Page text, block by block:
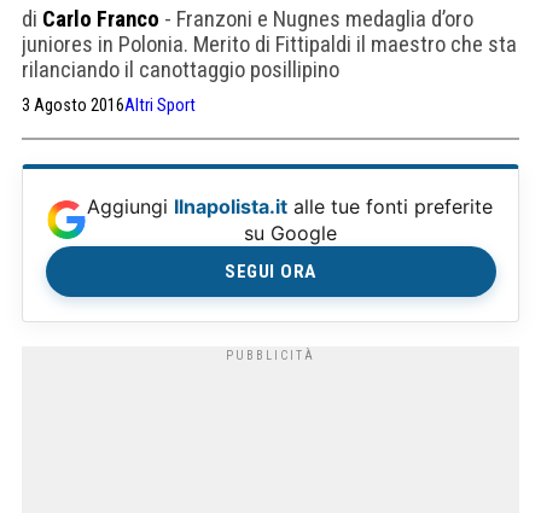
di Carlo Franco - Franzoni e Nugnes medaglia d’oro
juniores in Polonia. Merito di Fittipaldi il maestro che sta
rilanciando il canottaggio posillipino
3 Agosto 2016Altri Sport
Aggiungi Ilnapolista.it alle tue fonti preferite
su Google
SEGUI ORA